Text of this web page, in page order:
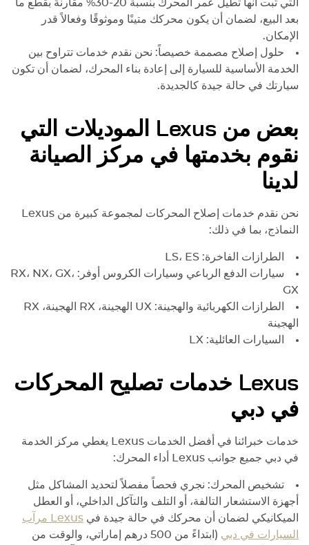
التي ثبت أنها تطيل عمر المحرك بنسبة 20-30% مقارنةً بقطع ما
بعد البيع، لضمان أن يكون محركك متينًا وموثوقًا وفعالاً قدر
الإمكان.
حلول إصلاح مصممة خصيصاً: نحن نقدم خدمات تتراوح بين
الخدمة الأساسية للسيارة إلى إعادة بناء المحرك، لضمان أن تكون
سيارتك في حالة جيدة كالجديدة.
بعض منLexus الموديلات التي
نقوم بخدمتها في مركز الصيانة
لدينا
نحن نقدم خدمات إصلاح المحركات لمجموعة كبيرة من Lexus
النماذج، بما في ذلك:
الطرازات الفاخرة: LS، ES
سيارات الدفع الرباعي وسيارات الكروس أوفر: RX، NX، GX،
GX
الطرازات الكهربائية والهجينة: UX الهجينة، RX الهجينة، RX
الهجينة
السيارات العائلية: LX
Lexus خدمات تصليح المحركات
في دبي
خدمات خبرائنا في أفضل الخدمات Lexus يغطي مركز الخدمة
في دبي جميع جوانب Lexus أداء المحرك:
تشخيص المحرك: نجري فحصاً مفصلاً لتحديد المشاكل مثل
أجهزة الاستشعار التالفة، أو التلف والتآكل الداخلي، أو العطل
الميكانيكي لضمان أن محركك في حالة جيدة في Lexus مرآب
السيارات في دبي
(ابتداءً من 500 درهم إماراتي، والوقت من